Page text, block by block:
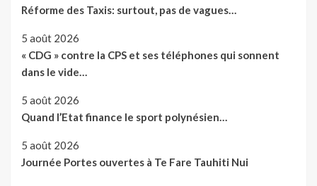
Réforme des Taxis: surtout, pas de vagues…
5 août 2026
« CDG » contre la CPS et ses téléphones qui sonnent
dans le vide…
5 août 2026
Quand l’Etat finance le sport polynésien…
5 août 2026
Journée Portes ouvertes à Te Fare Tauhiti Nui